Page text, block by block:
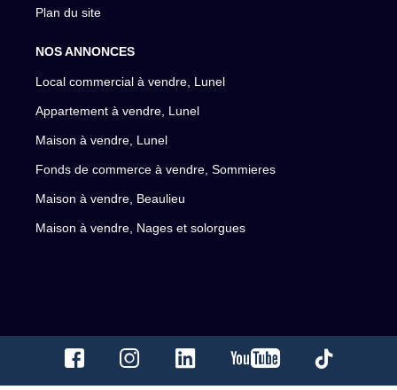
Plan du site
NOS ANNONCES
Local commercial à vendre, Lunel
Appartement à vendre, Lunel
Maison à vendre, Lunel
Fonds de commerce à vendre, Sommieres
Maison à vendre, Beaulieu
Maison à vendre, Nages et solorgues